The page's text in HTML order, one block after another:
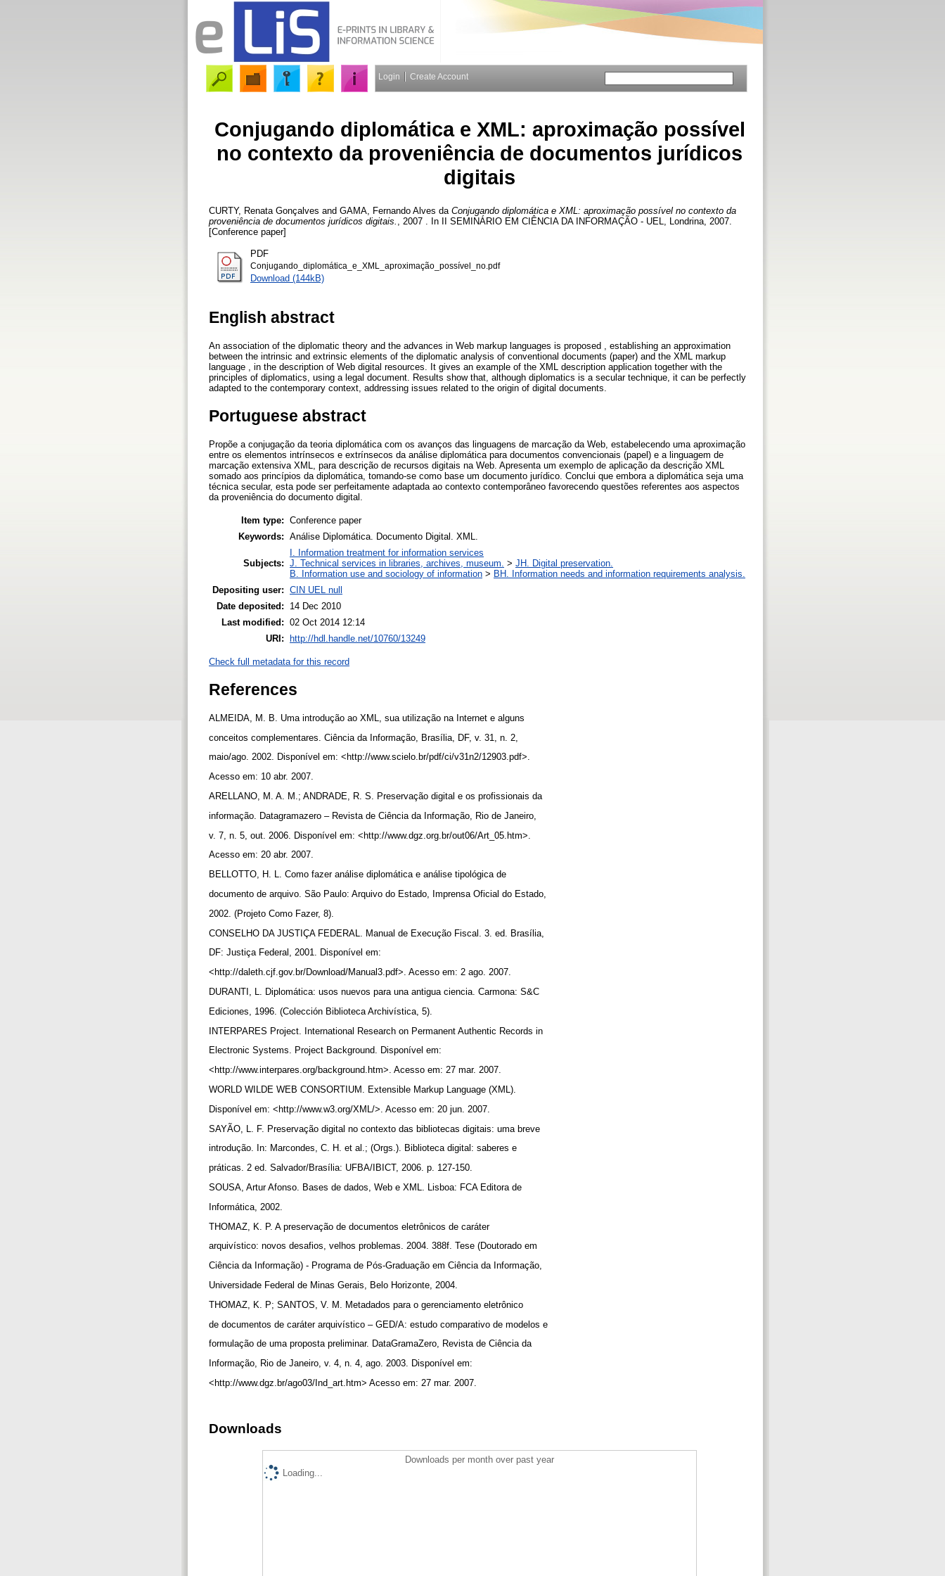
Login Create Account
Conjugando diplomática e XML: aproximação possível
no contexto da proveniência de documentos jurídicos
digitais
CURTY, Renata Gonçalves and GAMA, Fernando Alves da Conjugando diplomática e XML: aproximação possível no contexto da
proveniência de documentos jurídicos digitais.
, 2007 . In II SEMINÁRIO EM CIÊNCIA DA INFORMAÇÃO - UEL, Londrina, 2007.
[Conference paper]
PDF
Conjugando_diplomática_e_XML_aproximação_possível_no.pdf
Download (144kB)
English abstract
An association of the diplomatic theory and the advances in Web markup languages is proposed , establishing an approximation
between the intrinsic and extrinsic elements of the diplomatic analysis of conventional documents (paper) and the XML markup
language , in the description of Web digital resources. It gives an example of the XML description application together with the
principles of diplomatics, using a legal document. Results show that, although diplomatics is a secular technique, it can be perfectly
adapted to the contemporary context, addressing issues related to the origin of digital documents.
Portuguese abstract
Propõe a conjugação da teoria diplomática com os avanços das linguagens de marcação da Web, estabelecendo uma aproximação
entre os elementos intrínsecos e extrínsecos da análise diplomática para documentos convencionais (papel) e a linguagem de
marcação extensiva XML, para descrição de recursos digitais na Web. Apresenta um exemplo de aplicação da descrição XML
somado aos princípios da diplomática, tomando-se como base um documento jurídico. Conclui que embora a diplomática seja uma
técnica secular, esta pode ser perfeitamente adaptada ao contexto contemporâneo favorecendo questões referentes aos aspectos
da proveniência do documento digital.
Item type: Conference paper
Keywords: Análise Diplomática. Documento Digital. XML.
Subjects:
I. Information treatment for information services
J. Technical services in libraries, archives, museum. > JH. Digital preservation.
B. Information use and sociology of information > BH. Information needs and information requirements analysis.
Depositing user: CIN UEL null
Date deposited:
14 Dec 2010
Last modified: 02 Oct 2014 12:14
URI:
http://hdl.handle.net/10760/13249
Check full metadata for this record
References
ALMEIDA, M. B. Uma introdução ao XML, sua utilização na Internet e alguns
conceitos complementares. Ciência da Informação, Brasília, DF, v. 31, n. 2,
maio/ago. 2002. Disponível em: <http://www.scielo.br/pdf/ci/v31n2/12903.pdf>.
Acesso em: 10 abr. 2007.
ARELLANO, M. A. M.; ANDRADE, R. S. Preservação digital e os profissionais da
informação. Datagramazero – Revista de Ciência da Informação, Rio de Janeiro,
v. 7, n. 5, out. 2006. Disponível em: <http://www.dgz.org.br/out06/Art_05.htm>.
Acesso em: 20 abr. 2007.
BELLOTTO, H. L. Como fazer análise diplomática e análise tipológica de
documento de arquivo. São Paulo: Arquivo do Estado, Imprensa Oficial do Estado,
2002. (Projeto Como Fazer, 8).
CONSELHO DA JUSTIÇA FEDERAL. Manual de Execução Fiscal. 3. ed. Brasília,
DF: Justiça Federal, 2001. Disponível em:
<http://daleth.cjf.gov.br/Download/Manual3.pdf>. Acesso em: 2 ago. 2007.
DURANTI, L. Diplomática: usos nuevos para una antigua ciencia. Carmona: S&C
Ediciones, 1996. (Colección Biblioteca Archivística, 5).
INTERPARES Project. International Research on Permanent Authentic Records in
Electronic Systems. Project Background. Disponível em:
<http://www.interpares.org/background.htm>. Acesso em: 27 mar. 2007.
WORLD WILDE WEB CONSORTIUM. Extensible Markup Language (XML).
Disponível em: <http://www.w3.org/XML/>. Acesso em: 20 jun. 2007.
SAYÃO, L. F. Preservação digital no contexto das bibliotecas digitais: uma breve
introdução. In: Marcondes, C. H. et al.; (Orgs.). Biblioteca digital: saberes e
práticas. 2 ed. Salvador/Brasília: UFBA/IBICT, 2006. p. 127-150.
SOUSA, Artur Afonso. Bases de dados, Web e XML. Lisboa: FCA Editora de
Informática, 2002.
THOMAZ, K. P. A preservação de documentos eletrônicos de caráter
arquivístico: novos desafios, velhos problemas. 2004. 388f. Tese (Doutorado em
Ciência da Informação) - Programa de Pós-Graduação em Ciência da Informação,
Universidade Federal de Minas Gerais, Belo Horizonte, 2004.
THOMAZ, K. P; SANTOS, V. M. Metadados para o gerenciamento eletrônico
de documentos de caráter arquivístico – GED/A: estudo comparativo de modelos e
formulação de uma proposta preliminar. DataGramaZero, Revista de Ciência da
Informação, Rio de Janeiro, v. 4, n. 4, ago. 2003. Disponível em:
<http://www.dgz.br/ago03/Ind_art.htm> Acesso em: 27 mar. 2007.
Downloads
Downloads per month over past year
Loading...